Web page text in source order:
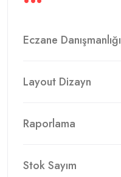
Eczane Danışmanlığı
Layout Dizayn
Raporlama
Stok Sayım